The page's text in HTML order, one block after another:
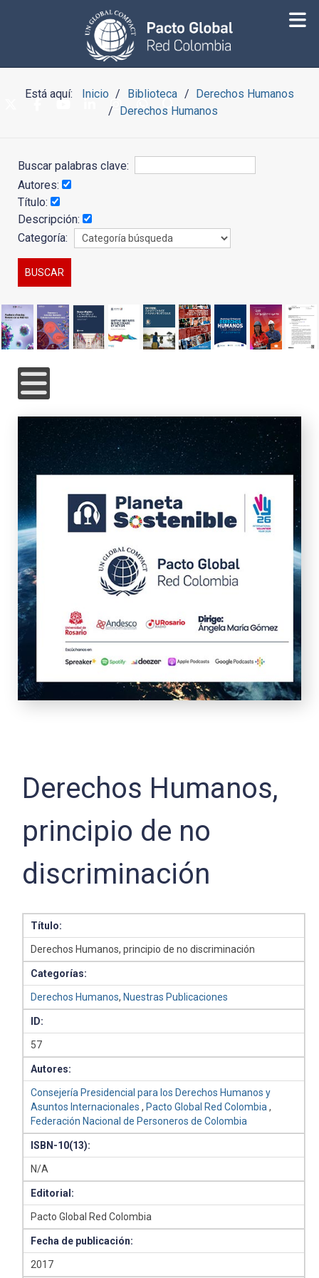
Está aquí: Inicio Biblioteca
Derechos Humanos
Derechos Humanos
Buscar palabras clave:
Autores:
Título:
Descripción:
Categoría:
Derechos Humanos,
principio de no
discriminación
Título:
Derechos Humanos, principio de no discriminación
Categorías:
Derechos Humanos, Nuestras Publicaciones
ID:
57
Autores:
Consejería Presidencial para los Derechos Humanos y
Asuntos Internacionales , Pacto Global Red Colombia ,
Federación Nacional de Personeros de Colombia
ISBN-10(13):
N/A
Editorial:
Pacto Global Red Colombia
Fecha de publicación:
2017